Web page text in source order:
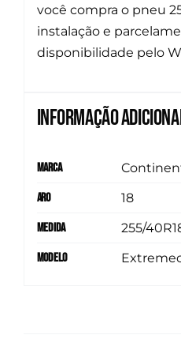
você compra o pneu
instalação e
disponibilidade pelo
Informação
Marca
Aro
18
Medida
255/
Modelo